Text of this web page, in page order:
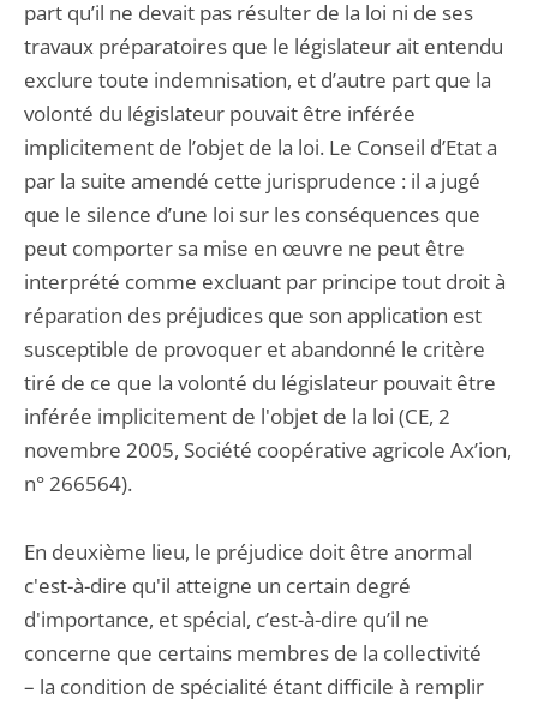
part qu’il ne devait pas résulter de la loi ni de ses
travaux préparatoires que le législateur ait entendu
exclure toute indemnisation, et d’autre part que la
volonté du législateur pouvait être inférée
implicitement de l’objet de la loi. Le Conseil d’Etat a
par la suite amendé cette jurisprudence : il a jugé
que le silence d’une loi sur les conséquences que
peut comporter sa mise en œuvre ne peut être
interprété comme excluant par principe tout droit à
réparation des préjudices que son application est
susceptible de provoquer et abandonné le critère
tiré de ce que la volonté du législateur pouvait être
inférée implicitement de l'objet de la loi (CE, 2
novembre 2005, Société coopérative agricole Ax’ion,
n° 266564).
En deuxième lieu, le préjudice doit être anormal
c'est-à-dire qu'il atteigne un certain degré
d'importance, et spécial, c’est-à-dire qu’il ne
concerne que certains membres de la collectivité
– la condition de spécialité étant difficile à remplir